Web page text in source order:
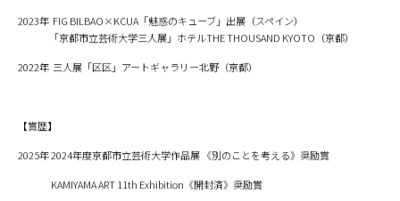
2023年 FIG BILBAO×KCUA「魅惑のキューブ」出展（スペイン）
「京都市立芸術大学三人展」ホテルTHE THOUSAND KYOTO（京都）
2022年 三人展「区区」アートギャラリー北野（京都）
【賞歴】
2025年 2024年度京都市立芸術大学作品展 《別のことを考える》奨励賞
KAMIYAMA ART 11th Exhibition《開封済》奨励賞